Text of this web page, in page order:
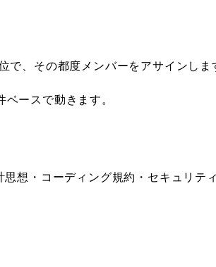
で、その都度メンバーをアサインしま
ースで動きます。
思想・コーディング規約・セキュリテ